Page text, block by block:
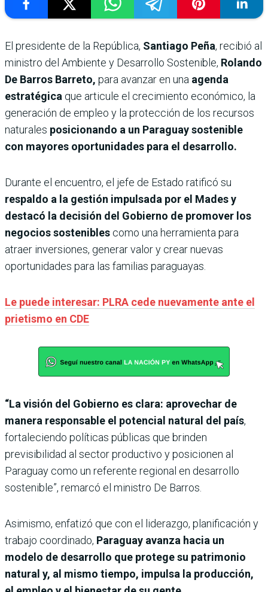
El presidente de la República, Santiago Peña, recibió al
ministro del Ambiente y Desarrollo Sostenible, Rolando
De Barros Barreto, para avanzar en una agenda
estratégica que articule el crecimiento económico, la
generación de empleo y la protección de los recursos
naturales posicionando a un Paraguay sostenible
con mayores oportunidades para el desarrollo.
Durante el encuentro, el jefe de Estado ratificó su
respaldo a la gestión impulsada por el Mades y
destacó la decisión del Gobierno de promover los
negocios sostenibles como una herramienta para
atraer inversiones, generar valor y crear nuevas
oportunidades para las familias paraguayas.
Le puede interesar: PLRA cede nuevamente ante el
prietismo en CDE
“La visión del Gobierno es clara: aprovechar de
manera responsable el potencial natural del país,
fortaleciendo políticas públicas que brinden
previsibilidad al sector productivo y posicionen al
Paraguay como un referente regional en desarrollo
sostenible”, remarcó el ministro De Barros.
Asimismo, enfatizó que con el liderazgo, planificación y
trabajo coordinado, Paraguay avanza hacia un
modelo de desarrollo que protege su patrimonio
natural y, al mismo tiempo, impulsa la producción,